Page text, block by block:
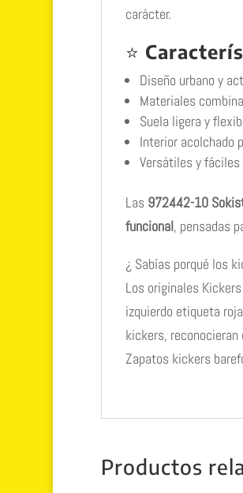
carácter.
⭐
Diseño urbano y
Materiales
Suela ligera y
Interior acolchado
Versátiles y
Las 972442-10
funcional, pensadas
¿ Sabías porqué los
Los originales
izquierdo etiqueta
kickers,
Zapatos kickers
Productos